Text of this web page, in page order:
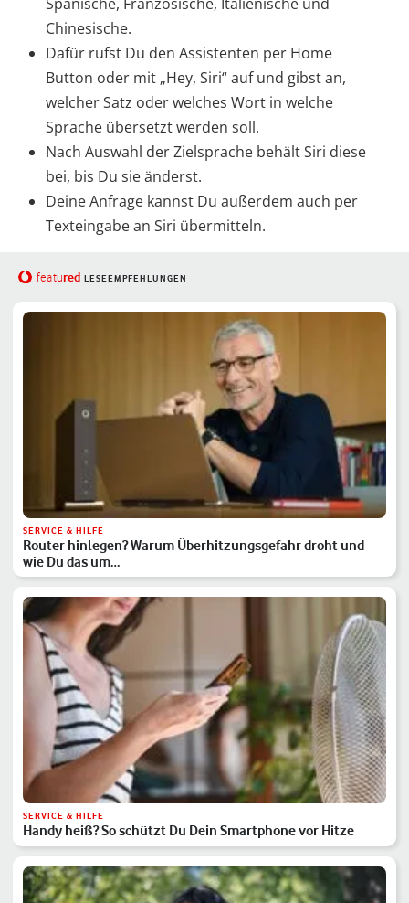
Chinesische.
Dafür rufst Du den Assistenten per Home
Button oder mit „Hey, Siri“ auf und gibst an,
welcher Satz oder welches Wort in welche
Sprache übersetzt werden soll.
Nach Auswahl der Zielsprache behält Siri diese
bei, bis Du sie änderst.
Deine Anfrage kannst Du außerdem auch per
Texteingabe an Siri übermitteln.
featured LESEEMPFEHLUNGEN
SERVICE & HILFE
Router hinlegen? Warum Überhitzungsgefahr droht und
wie Du das um…
SERVICE & HILFE
Handy heiß? So schützt Du Dein Smartphone vor Hitze